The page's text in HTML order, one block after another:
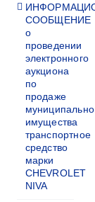
СООБЩЕНИЕ
о
проведении
электронного
аукциона
по
продаже
имущества
транспортное
средство
марки
CHEVROLET
NIVA